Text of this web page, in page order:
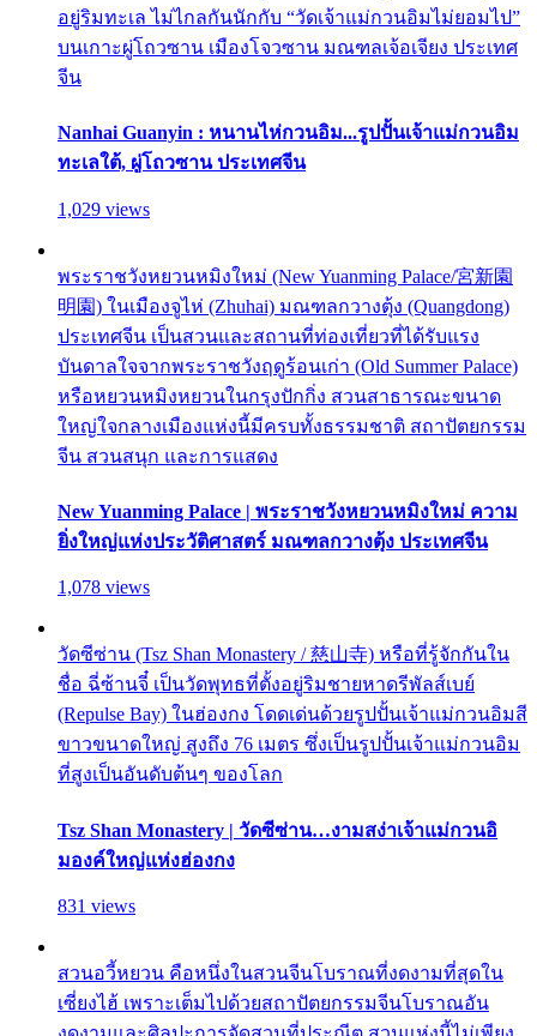
อยู่ริมทะเล ไม่ไกลกันนักกับ “วัดเจ้าแม่กวนอิมไม่ยอมไป”
บนเกาะผู่โถวซาน เมืองโจวซาน มณฑลเจ้อเจียง ประเทศ
จีน
Nanhai Guanyin : หนานไห่กวนอิม...รูปปั้นเจ้าแม่กวนอิม
ทะเลใต้, ผู่โถวซาน ประเทศจีน
1,029 views
พระราชวังหยวนหมิงใหม่ (New Yuanming Palace/宮新園
明園) ในเมืองจูไห่ (Zhuhai) มณฑลกวางตุ้ง (Quangdong)
ประเทศจีน เป็นสวนและสถานที่ท่องเที่ยวที่ได้รับแรง
บันดาลใจจากพระราชวังฤดูร้อนเก่า (Old Summer Palace)
หรือหยวนหมิงหยวนในกรุงปักกิ่ง สวนสาธารณะขนาด
ใหญ่ใจกลางเมืองแห่งนี้มีครบทั้งธรรมชาติ สถาปัตยกรรม
จีน สวนสนุก และการแสดง
New Yuanming Palace | พระราชวังหยวนหมิงใหม่ ความ
ยิ่งใหญ่แห่งประวัติศาสตร์ มณฑลกวางตุ้ง ประเทศจีน
1,078 views
วัดซีซ่าน (Tsz Shan Monastery / 慈山寺) หรือที่รู้จักกันใน
ชื่อ ฉี่ซ้านจี๋ เป็นวัดพุทธที่ตั้งอยู่ริมชายหาดรีพัลส์เบย์
(Repulse Bay) ในฮ่องกง โดดเด่นด้วยรูปปั้นเจ้าแม่กวนอิมสี
ขาวขนาดใหญ่ สูงถึง 76 เมตร ซึ่งเป็นรูปปั้นเจ้าแม่กวนอิม
ที่สูงเป็นอันดับต้นๆ ของโลก
Tsz Shan Monastery | วัดซีซ่าน…งามสง่าเจ้าแม่กวนอิ
มองค์ใหญ่แห่งฮ่องกง
831 views
สวนอวี้หยวน คือหนึ่งในสวนจีนโบราณที่งดงามที่สุดใน
เซี่ยงไฮ้ เพราะเต็มไปด้วยสถาปัตยกรรมจีนโบราณอัน